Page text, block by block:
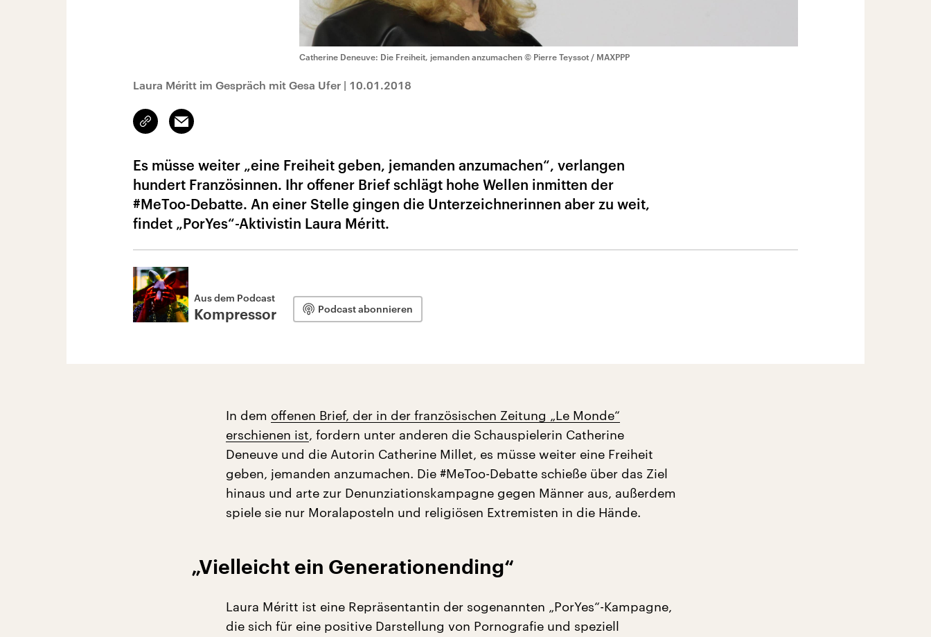
Catherine Deneuve: Die Freiheit, jemanden anzumachen © Pierre Teyssot / MAXPPP
Laura Méritt im Gespräch mit Gesa Ufer | 10.01.2018
Link
kopieren/teilen
Email
Es müsse weiter „eine Freiheit geben, jemanden anzumachen“, verlangen
hundert Französinnen. Ihr offener Brief schlägt hohe Wellen inmitten der
#MeToo-Debatte. An einer Stelle gingen die Unterzeichnerinnen aber zu weit,
findet „PorYes“-Aktivistin Laura Méritt.
Aus dem Podcast
Kompressor Podcast abonnieren
In dem offenen Brief, der in der französischen Zeitung „Le Monde“
erschienen ist, fordern unter anderen die Schauspielerin Catherine
Deneuve und die Autorin Catherine Millet, es müsse weiter eine Freiheit
geben, jemanden anzumachen. Die #MeToo-Debatte schieße über das Ziel
hinaus und arte zur Denunziationskampagne gegen Männer aus, außerdem
spiele sie nur Moralaposteln und religiösen Extremisten in die Hände.
„Vielleicht ein Generationending“
Laura Méritt ist eine Repräsentantin der sogenannten „PorYes“-Kampagne,
die sich für eine positive Darstellung von Pornografie und speziell